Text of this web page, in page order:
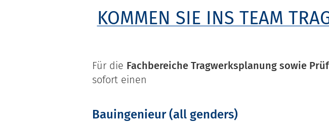
KOMMEN SIE INS TEAM
Für die Fachbereiche Tragwerksplanung sowie
sofort einen
Bauingenieur (all genders)